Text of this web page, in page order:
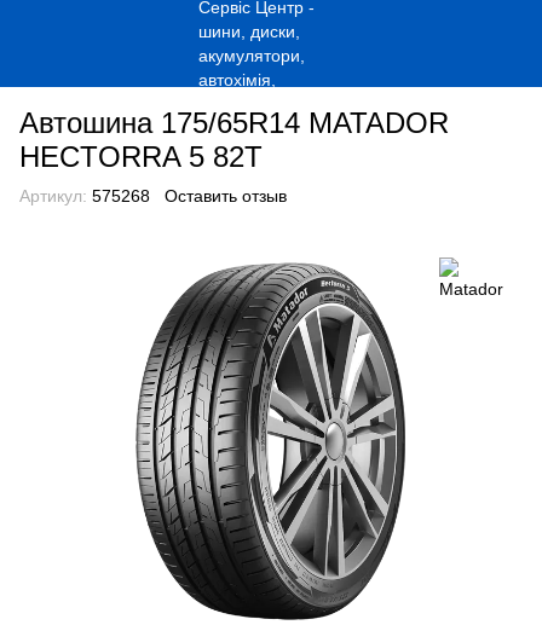
Автошина 175/65R14 MATADOR
HECTORRA 5 82T
Артикул: 575268 Оставить отзыв